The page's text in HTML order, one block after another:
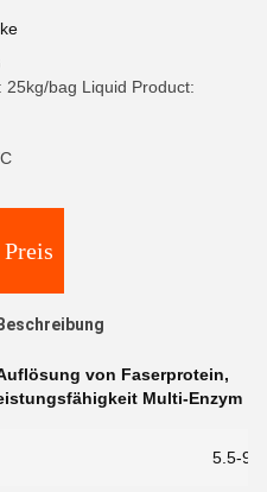
25kg/bag Liquid Product:
von Faserprotein,
Multi-Enzym
5.5-9.5